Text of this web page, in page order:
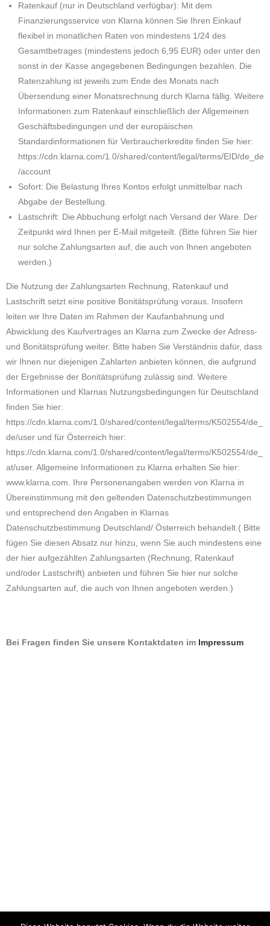
Ratenkauf (nur in Deutschland verfügbar): Mit dem
Finanzierungsservice von Klarna können Sie Ihren Einkauf
flexibel in monatlichen Raten von mindestens 1/24 des
Gesamtbetrages (mindestens jedoch 6,95 EUR) oder unter den
sonst in der Kasse angegebenen Bedingungen bezahlen. Die
Ratenzahlung ist jeweils zum Ende des Monats nach
Übersendung einer Monatsrechnung durch Klarna fällig. Weitere
Informationen zum Ratenkauf einschließlich der Allgemeinen
Geschäftsbedingungen und der europäischen
Standardinformationen für Verbraucherkredite finden Sie hier:
https://cdn.klarna.com/1.0/shared/content/legal/terms/EID/de_de
/account
Sofort: Die Belastung Ihres Kontos erfolgt unmittelbar nach
Abgabe der Bestellung.
Lastschrift: Die Abbuchung erfolgt nach Versand der Ware. Der
Zeitpunkt wird Ihnen per E-Mail mitgeteilt. (Bitte führen Sie hier
nur solche Zahlungsarten auf, die auch von Ihnen angeboten
werden.)
Die Nutzung der Zahlungsarten Rechnung, Ratenkauf und
Lastschrift setzt eine positive Bonitätsprüfung voraus. Insofern
leiten wir Ihre Daten im Rahmen der Kaufanbahnung und
Abwicklung des Kaufvertrages an Klarna zum Zwecke der Adress-
und Bonitätsprüfung weiter. Bitte haben Sie Verständnis dafür, dass
wir Ihnen nur diejenigen Zahlarten anbieten können, die aufgrund
der Ergebnisse der Bonitätsprüfung zulässig sind. Weitere
Informationen und Klarnas Nutzungsbedingungen für Deutschland
finden Sie hier:
https://cdn.klarna.com/1.0/shared/content/legal/terms/K502554/de_
de/user und für Österreich hier:
https://cdn.klarna.com/1.0/shared/content/legal/terms/K502554/de_
at/user. Allgemeine Informationen zu Klarna erhalten Sie hier:
www.klarna.com. Ihre Personenangaben werden von Klarna in
Übereinstimmung mit den geltenden Datenschutzbestimmungen
und entsprechend den Angaben in Klarnas
Datenschutzbestimmung Deutschland/ Österreich behandelt.( Bitte
fügen Sie diesen Absatz nur hinzu, wenn Sie auch mindestens eine
der hier aufgezählten Zahlungsarten (Rechnung, Ratenkauf
und/oder Lastschrift) anbieten und führen Sie hier nur solche
Zahlungsarten auf, die auch von Ihnen angeboten werden.)
Bei Fragen finden Sie unsere Kontaktdaten im Impressum